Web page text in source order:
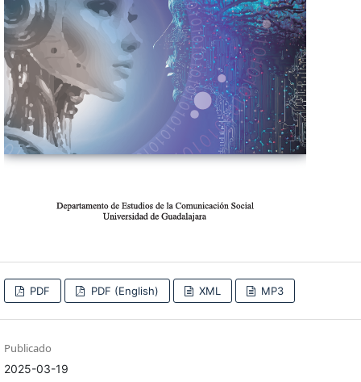
PDF PDF (English) XML MP3
Publicado
2025-03-19